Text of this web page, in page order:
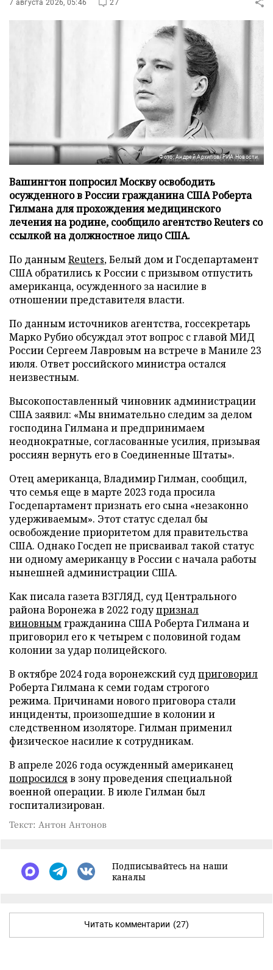
7 августа 2026, 05:46 27
Фото: Андрей Архипов/РИА Новости
Вашингтон попросил Москву освободить
осужденного в России гражданина США Роберта
Гилмана для прохождения медицинского
лечения на родине, сообщило агентство Reuters со
ссылкой на должностное лицо США.
По даннымReuters, Белый дом и Госдепартамент
США обратились к России с призывом отпустить
американца, осужденного за насилие в
отношении представителя власти.
По данным источников агентства, госсекретарь
Марко Рубио обсуждал этот вопрос с главой МИД
России Сергеем Лавровым на встрече в Маниле 23
июля. Ответ российского министра остался
неизвестным.
Высокопоставленный чиновник администрации
США заявил: «Мы внимательно следим за делом
господина Гилмана и предпринимаем
неоднократные, согласованные усилия, призывая
россиян вернуть его в Соединенные Штаты».
Отец американца, Владимир Гилман, сообщил,
что семья еще в марте 2023 года просила
Госдепартамент признать его сына «незаконно
удерживаемым». Этот статус сделал бы
освобождение приоритетом для правительства
США. Однако Госдеп не присваивал такой статус
ни одному американцу в России с начала работы
нынешней администрации США.
Как писала газета ВЗГЛЯД, суд Центрального
района Воронежа в 2022 годупризнал
виновнымгражданина США Роберта Гилмана и
приговорил его к четырем с половиной годам
колонии за удар полицейского.
В октябре 2024 года воронежский суд приговорил
Роберта Гилмана к семи годам строгого
режима. Причинами нового приговора стали
инциденты, произошедшие в колонии и
следственном изоляторе. Гилман применил
физическое насилие к сотрудникам.
В апреле 2026 года осужденный американец
попросилсяв зону проведения специальной
военной операции. В июле Гилман был
госпитализирован.
Текст: Антон Антонов
Подписывайтесь на наши
каналы
Читать комментарии (27)